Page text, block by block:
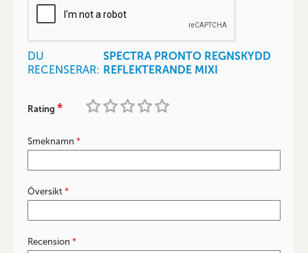
DU
RECENSERAR:
SPECTRA PRONTO REGNSKYDD
REFLEKTERANDE MIXI
Rating
Smeknamn
Översikt
Recension